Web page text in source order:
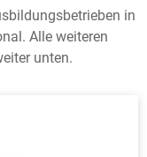
in
Alle weiteren
unten.